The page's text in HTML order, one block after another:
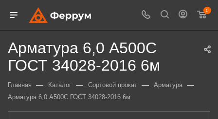
0
Арматура 6,0 А500С
ГОСТ 34028-2016 6м
Главная — Каталог — Сортовой прокат — Арматура —
Арматура 6,0 А500С ГОСТ 34028-2016 6м